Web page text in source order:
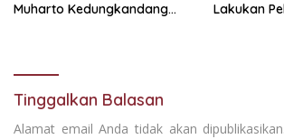
Muharto Kedungkandang
Lakukan
Tinggalkan Balasan
Alamat email Anda tidak akan dipublikasikan.